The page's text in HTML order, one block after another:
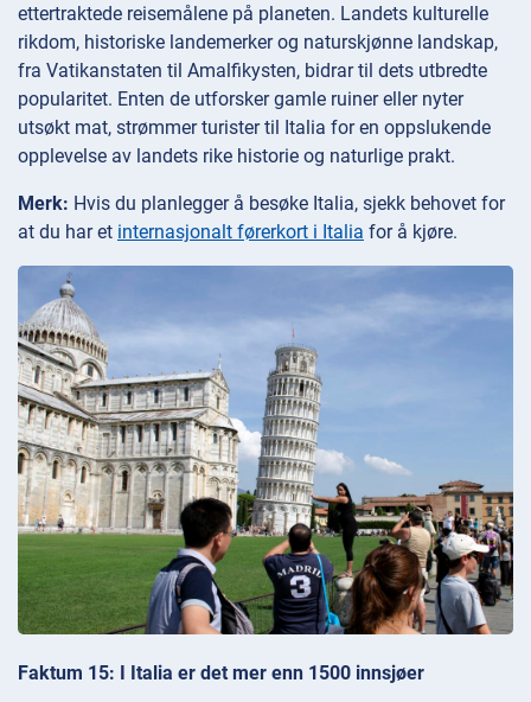
ettertraktede reisemålene på planeten. Landets kulturelle
rikdom, historiske landemerker og naturskjønne landskap,
fra Vatikanstaten til Amalfikysten, bidrar til dets utbredte
popularitet. Enten de utforsker gamle ruiner eller nyter
utsøkt mat, strømmer turister til Italia for en oppslukende
opplevelse av landets rike historie og naturlige prakt.
Merk: Hvis du planlegger å besøke Italia, sjekk behovet for
at du har et internasjonalt førerkort i Italia for å kjøre.
Faktum 15: I Italia er det mer enn 1500 innsjøer